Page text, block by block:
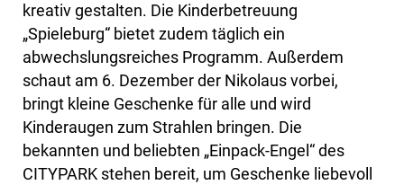
kreativ gestalten. Die Kinderbetreuung
„Spieleburg“ bietet zudem täglich ein
abwechslungsreiches Programm. Außerdem
schaut am 6. Dezember der Nikolaus vorbei,
bringt kleine Geschenke für alle und wird
Kinderaugen zum Strahlen bringen. Die
bekannten und beliebten „Einpack-Engel“ des
CITYPARK stehen bereit, um Geschenke liebevoll